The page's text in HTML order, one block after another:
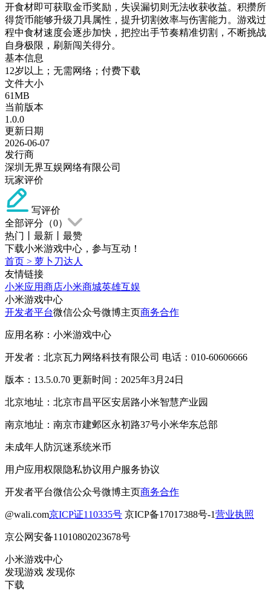
开食材即可获取金币奖励，失误漏切则无法收获收益。积攒所
得货币能够升级刀具属性，提升切割效率与伤害能力。游戏过
程中食材速度会逐步加快，把控出手节奏精准切割，不断挑战
自身极限，刷新闯关得分。
基本信息
12岁以上；无需网络；付费下载
文件大小
61MB
当前版本
1.0.0
更新日期
2026-06-07
发行商
深圳无界互娱网络有限公司
玩家评价
写评价
全部评分（0）
热门
最新
最赞
下载小米游戏中心，参与互动！
首页 > 萝卜刀达人
友情链接
小米应用商店小米商城英雄互娱
小米游戏中心
开发者平台微信公众号微博主页商务合作
应用名称：小米游戏中心
开发者：北京瓦力网络科技有限公司 电话：010-60606666
版本：13.5.0.70 更新时间：2025年3月24日
北京地址：北京市昌平区安居路小米智慧产业园
南京地址：南京市建邺区永初路37号小米华东总部
未成年人防沉迷系统米币
用户应用权限隐私协议用户服务协议
开发者平台微信公众号微博主页商务合作
@wali.com京ICP证110335号 京ICP备17017388号-1营业执照
京公网安备11010802023678号
小米游戏中心
发现游戏 发现你
下载